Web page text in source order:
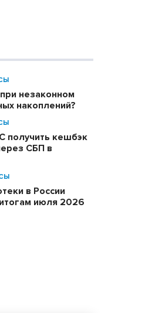
незаконном
накоплений?
кешбэк
СБП в
в России
июля 2026